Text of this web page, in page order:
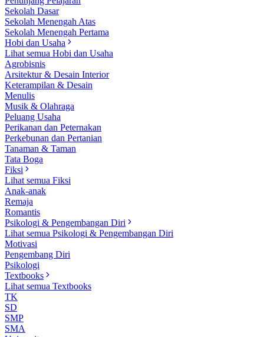
Sekolah Dasar
Sekolah Menengah Atas
Sekolah Menengah Pertama
Hobi dan Usaha
Lihat semua Hobi dan Usaha
Agrobisnis
Arsitektur & Desain Interior
Keterampilan & Desain
Menulis
Musik & Olahraga
Peluang Usaha
Perikanan dan Peternakan
Perkebunan dan Pertanian
Tanaman & Taman
Tata Boga
Fiksi
Lihat semua Fiksi
Anak-anak
Remaja
Romantis
Psikologi & Pengembangan Diri
Lihat semua Psikologi & Pengembangan Diri
Motivasi
Pengembang Diri
Psikologi
Textbooks
Lihat semua Textbooks
TK
SD
SMP
SMA